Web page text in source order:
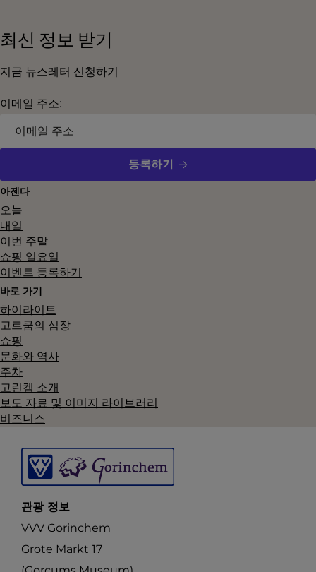
북
서
이
공
유
하
기
지
유
하
지
유
최신 정보 받기
지금 뉴스레터 신청하기
이메일 주소:
등록하기
아젠다
오늘
내일
이번 주말
쇼핑 일요일
이벤트 등록하기
바로 가기
하이라이트
고르쿰의 심장
쇼핑
문화와 역사
주차
고린켐 소개
보도 자료 및 이미지 라이브러리
비즈니스
관광 정보
VVV Gorinchem
Grote Markt 17